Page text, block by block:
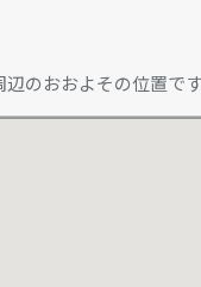
のおおよその位置で